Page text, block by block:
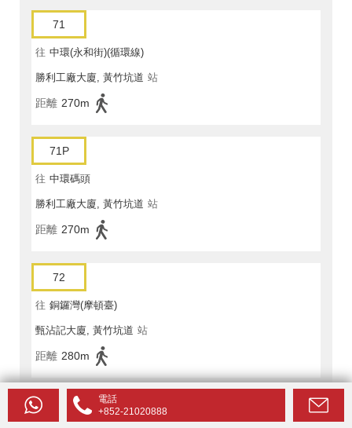
71
往 中環(永和街)(循環線)
勝利工廠大廈, 黃竹坑道 站
距離 270m
71P
往 中環碼頭
勝利工廠大廈, 黃竹坑道 站
距離 270m
72
往 銅鑼灣(摩頓臺)
甄沾記大廈, 黃竹坑道 站
距離 280m
電話
+852-21020888